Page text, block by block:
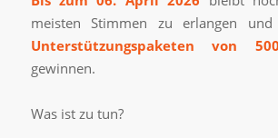
meisten Stimmen zu erlangen
Unterstützungspaketen von
gewinnen.
Was ist zu tun?